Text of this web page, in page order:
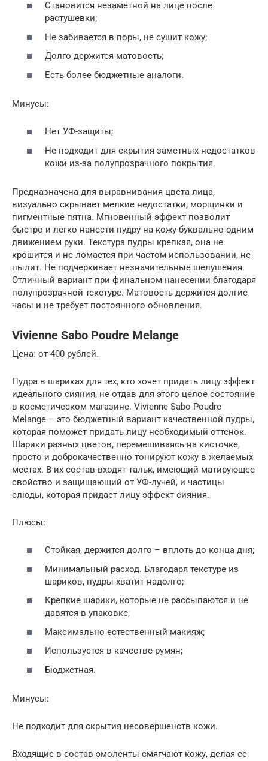
Становится незаметной на лице после
растушевки;
Не забивается в поры, не сушит кожу;
Долго держится матовость;
Есть более бюджетные аналоги.
Минусы:
Нет УФ-защиты;
Не подходит для скрытия заметных недостатков
кожи из-за полупрозрачного покрытия.
Предназначена для выравнивания цвета лица,
визуально скрывает мелкие недостатки, морщинки и
пигментные пятна. Мгновенный эффект позволит
быстро и легко нанести пудру на кожу буквально одним
движением руки. Текстура пудры крепкая, она не
крошится и не ломается при частом использовании, не
пылит. Не подчеркивает незначительные шелушения.
Отличный вариант при финальном нанесении благодаря
полупрозрачной текстуре. Матовость держится долгие
часы и не требует постоянного обновления.
Vivienne Sabo Poudre Melange
Цена: от 400 рублей.
Пудра в шариках для тех, кто хочет придать лицу эффект
идеального сияния, не отдав для этого целое состояние
в косметическом магазине. Vivienne Sabo Poudre
Melange – это бюджетный вариант качественной пудры,
которая поможет придать лицу необходимый оттенок.
Шарики разных цветов, перемешиваясь на кисточке,
просто и доброкачественно тонируют кожу в желаемых
местах. В их состав входят тальк, имеющий матирующее
свойство и защищающий от УФ-лучей, и частицы
слюды, которая придает лицу эффект сияния.
Плюсы:
Стойкая, держится долго – вплоть до конца дня;
Минимальный расход. Благодаря текстуре из
шариков, пудры хватит надолго;
Крепкие шарики, которые не рассыпаются и не
давятся в упаковке;
Максимально естественный макияж;
Используется в качестве румян;
Бюджетная.
Минусы:
Не подходит для скрытия несовершенств кожи.
Входящие в состав эмоленты смягчают кожу, делая ее